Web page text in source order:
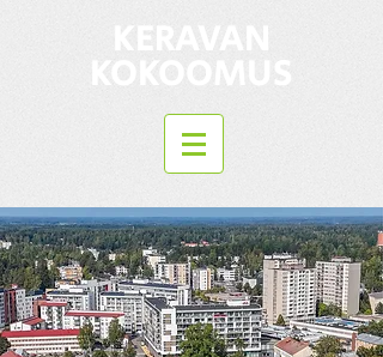
KERAVAN
KOKOOMUS